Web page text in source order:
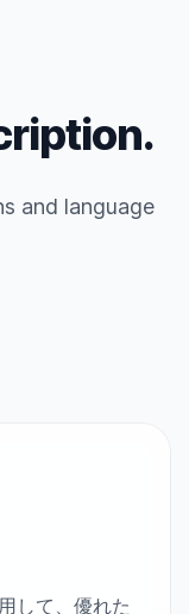
and language
して、優れた